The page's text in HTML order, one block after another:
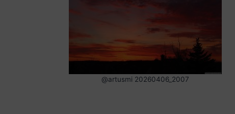
@artusmi 20260406_2007